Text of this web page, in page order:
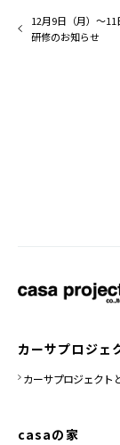
12月9日（月）～11
研修のお知らせ
カーサプロジェ
カーサプロジェクト
casaの家